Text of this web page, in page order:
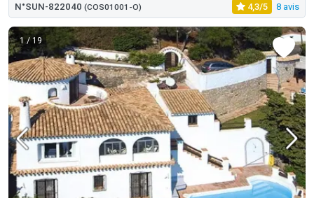
N°SUN-822040 (COS01001-O) 4,3/5 8 avis
1 / 19